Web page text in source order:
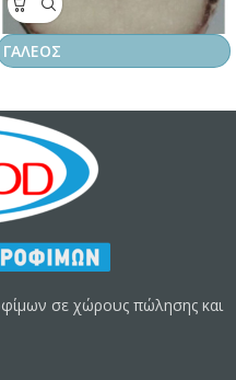
ΓΑΛΕΟΣ
σε χώρους πώλησης και